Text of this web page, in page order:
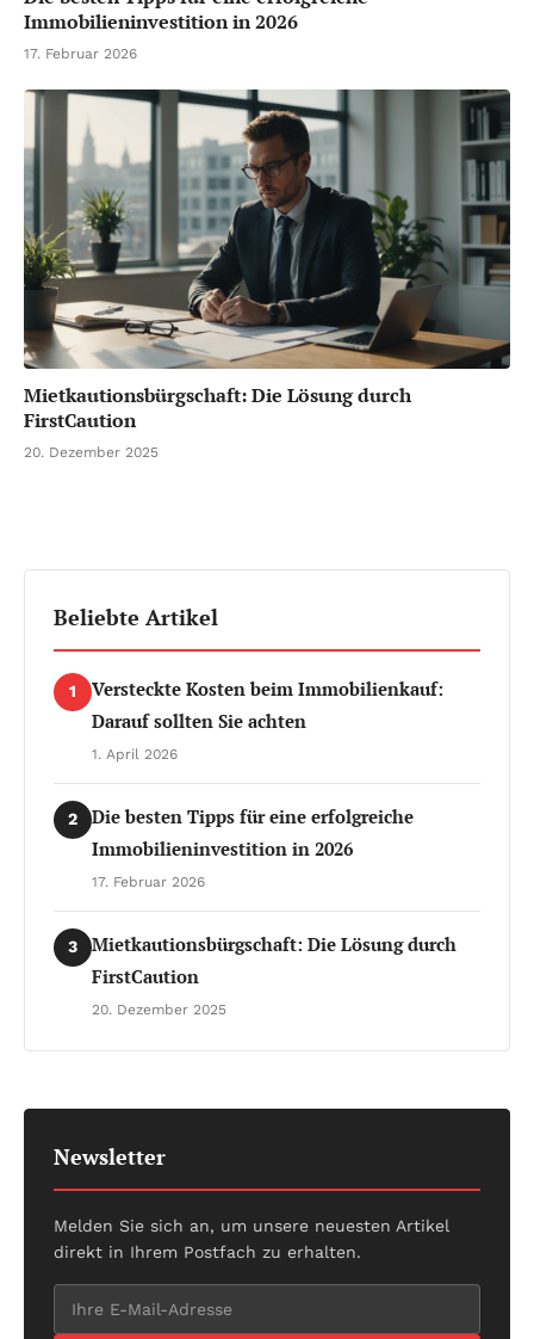
Immobilieninvestition in 2026
17. Februar 2026
Mietkautionsbürgschaft: Die Lösung durch
FirstCaution
20. Dezember 2025
Beliebte Artikel
1
Versteckte Kosten beim Immobilienkauf:
Darauf sollten Sie achten
1. April 2026
2
Die besten Tipps für eine erfolgreiche
Immobilieninvestition in 2026
17. Februar 2026
3
Mietkautionsbürgschaft: Die Lösung durch
FirstCaution
20. Dezember 2025
Newsletter
Melden Sie sich an, um unsere neuesten Artikel
direkt in Ihrem Postfach zu erhalten.